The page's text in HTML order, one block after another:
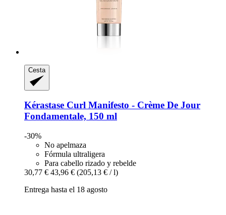
Cesta
Kérastase Curl Manifesto -​ Crème De Jour
Fondamentale, 150 ml
-30%
No apelmaza
Fórmula ultraligera
Para cabello rizado y rebelde
30,77 € 43,96 € (205,13 € / l)
Entrega hasta el 18 agosto